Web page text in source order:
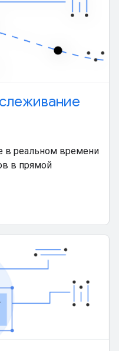
в реальном времени
в прямой